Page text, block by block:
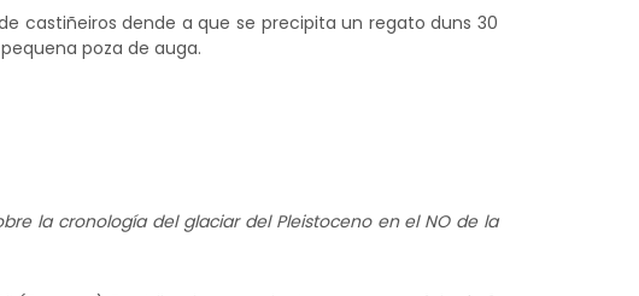
castiñeiros dende a que se precipita un regato duns 30
poza de auga.
la cronología del glaciar del Pleistoceno en el NO de la